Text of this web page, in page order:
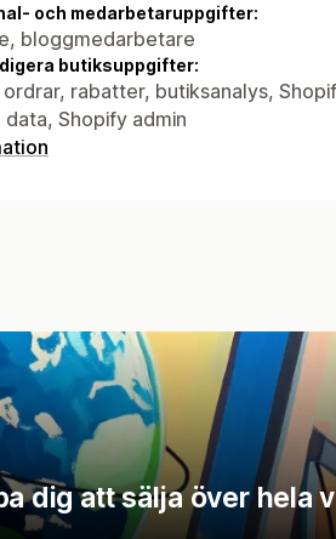
och medarbetaruppgifter:
bloggmedarbetare
butiksuppgifter:
rabatter, butiksanalys,
data, Shopify admin
dig att sälja över hela